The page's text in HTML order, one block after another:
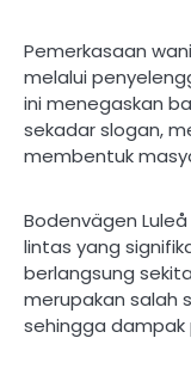
Pemerkasaan
melalui
ini menegaskan
sekadar slogan,
membentuk
Bodenvägen
lintas yang
berlangsung
merupakan salah
sehingga dampak